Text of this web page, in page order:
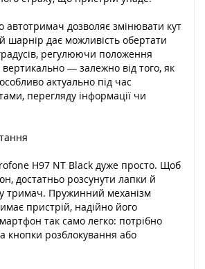
дозволяє змінювати кут
шарнір дає можливість обертати
регулюючи положення
— залежно від того, як
актуально під час
перегляду інформації чи
H97 NT Black дуже просто. Щоб
достатньо розсунути лапки й
тримач. Пружинний механізм
пристрій, надійно його
так само легко: потрібно
кнопки розблокування або